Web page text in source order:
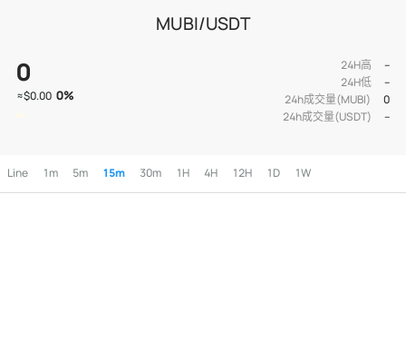
MUBI/USDT
0
≈$0.00 0%
24H高
--
24H低
--
24h成交量(MUBI)
0
24h成交量(USDT)
--
Line 1m 5m 15m 30m 1H 4H 12H 1D 1W